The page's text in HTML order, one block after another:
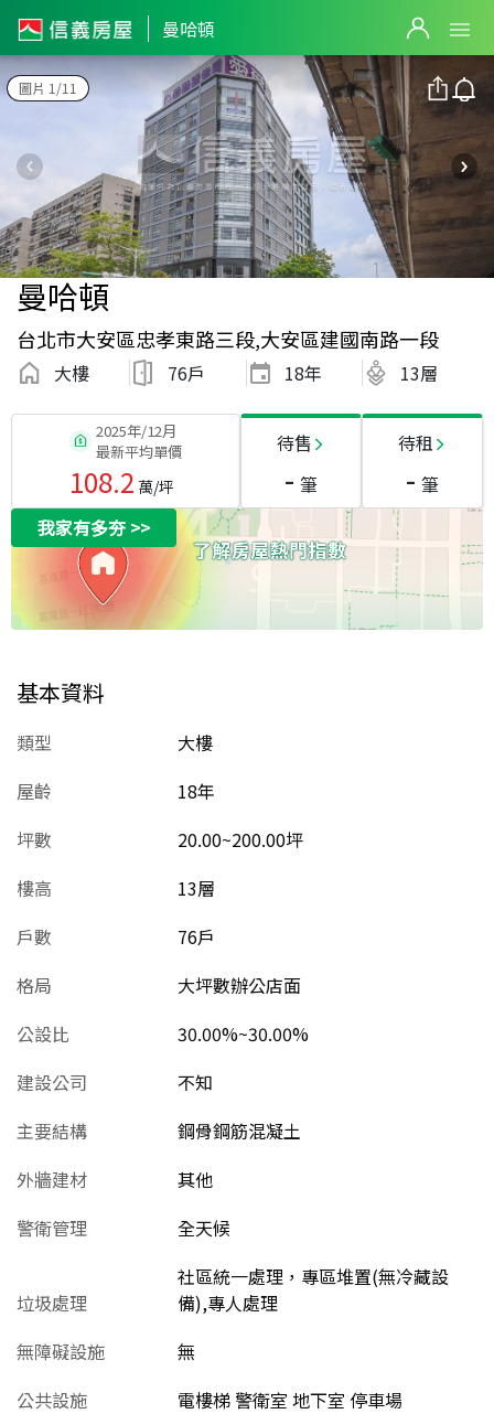
曼哈頓
圖片 1/11
曼哈頓
台北市大安區忠孝東路三段,大安區建國南路一段
大樓 76戶 18年 13層
2025年/12月
最新平均單價
108.2 萬/坪
待售
- 筆
待租
- 筆
我家有多夯>>
基本資料
類型
大樓
屋齡
18年
坪數
20.00~200.00坪
樓高
13層
戶數
76戶
格局
大坪數辦公店面
公設比
30.00%~30.00%
建設公司
不知
主要結構
鋼骨鋼筋混凝土
外牆建材
其他
警衛管理
全天候
垃圾處理
社區統一處理，專區堆置(無冷藏設
備),專人處理
無障礙設施
無
公共設施
電樓梯 警衛室 地下室 停車場